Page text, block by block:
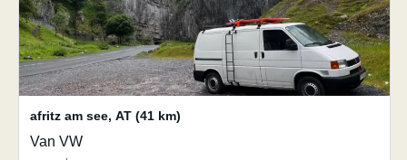
afritz am see, AT (41 km)
Van VW